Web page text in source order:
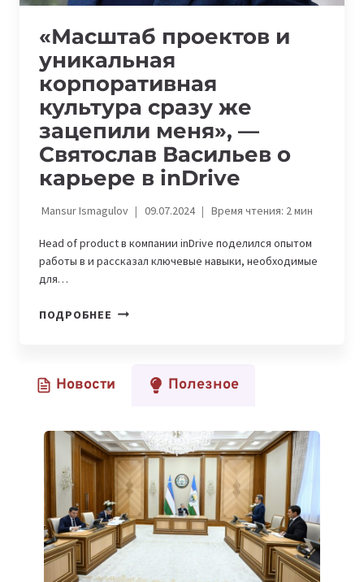
«Масштаб проектов и
уникальная
корпоративная
культура сразу же
зацепили меня», —
Святослав Васильев о
карьере в inDrive
Mansur Ismagulov 09.07.2024 Время чтения: 2мин
Head of product в компании inDrive поделился опытом
работы в и рассказал ключевые навыки, необходимые
для…
ПОДРОБНЕЕ «МАСШТАБ
КОРПОРАТИВНАЯ
ЖЕ
ЗАЦЕПИЛИ
МЕНЯ»,
—
СВЯТОСЛАВ
ВАСИЛЬЕВ
О
КАРЬЕРЕ
Новости Полезное